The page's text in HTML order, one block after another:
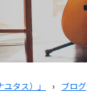
タス）」 › ブログ